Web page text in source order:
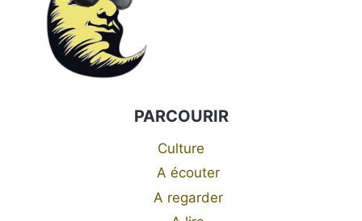
PARCOURIR
Culture
A écouter
A regarder